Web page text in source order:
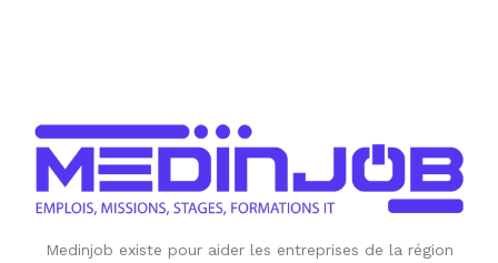
Medinjob existe pour aider les entreprises de la région